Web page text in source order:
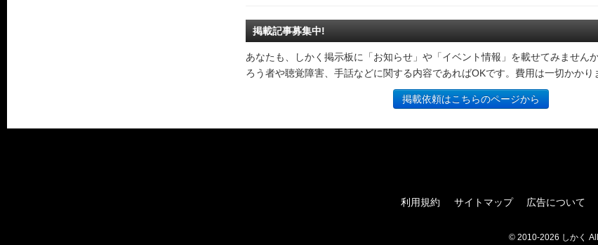
掲載記事募集中!
あなたも、しかく掲示板に「お知らせ」や「イベント情報」を載せてみません
ろう者や聴覚障害、手話などに関する内容であればOKです。費用は一切かかり
掲載依頼はこちらのページから
利用規約 サイトマップ 広告について
© 2010-2026 しかく